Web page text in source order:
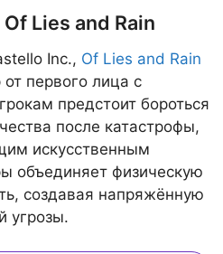
Lies and Rain
Inc., Of Lies and Rain
первого лица с
предстоит бороться
после катастрофы,
искусственным
объединяет физическую
создавая напряжённую
угрозы.